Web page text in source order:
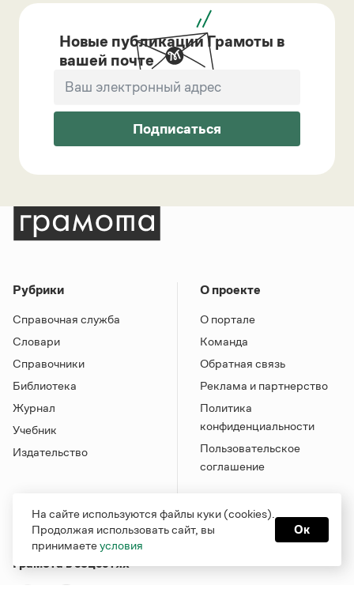
Новые публикации Грамоты в
вашей почте
Подписаться
Рубрики
Справочная служба
Словари
Справочники
Библиотека
Журнал
Учебник
Издательство
О проекте
О портале
Команда
Обратная связь
Реклама и партнерство
Политика
конфиденциальности
Пользовательское
соглашение
Грамота в соцсетях
На сайте используются файлы куки (cookies).
Продолжая использовать сайт, вы
принимаетеусловия
Ок